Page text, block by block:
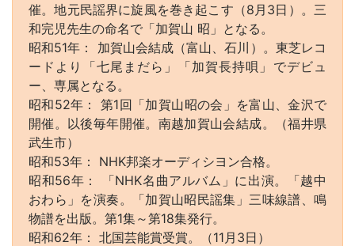
催。地元民謡界に旋風を巻き起こす（8月3日）。三
和完児先生の命名で「加賀山 昭」となる。
昭和51年： 加賀山会結成（富山、石川）。東芝レコ
ードより「七尾まだら」「加賀長持唄」でデビュ
ー、専属となる。
昭和52年： 第1回「加賀山昭の会」を富山、金沢で
開催。以後毎年開催。南越加賀山会結成。（福井県
武生市）
昭和53年： NHK邦楽オーディシヨン合格。
昭和56年： 「NHK名曲アルバム」に出演。「越中
おわら」を演奏。「加賀山昭民謡集」三味線譜、鳴
物譜を出版。第1集～第18集発行。
昭和62年： 北国芸能賞受賞。（11月3日）